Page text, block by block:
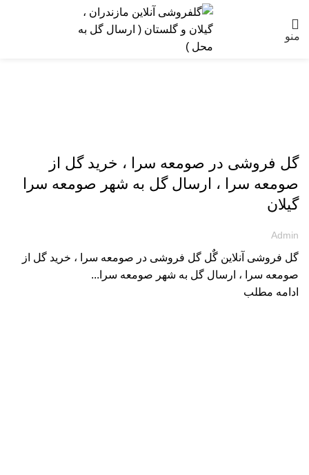
منو
گل فروشی در صومعه سرا ، خرید گل از
صومعه سرا ، ارسال گل به شهر صومعه سرا
گیلان
Admin
گل فروشی آنلاین گٌل گل فروشی در صومعه سرا ، خرید گل از
صومعه سرا ، ارسال گل به شهر صومعه سرا...
ادامه مطلب